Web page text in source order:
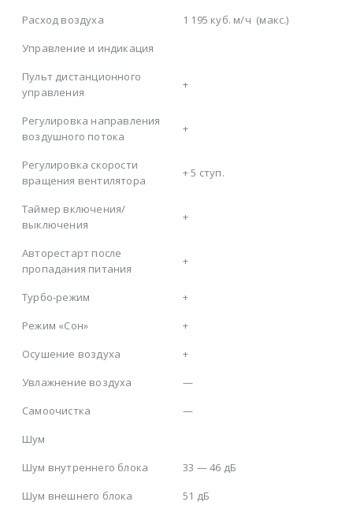
Расход воздуха 1 195 куб. м/ч (макс.)
Управление и индикация
Пульт дистанционного
управления
+
Регулировка направления
воздушного потока
+
Регулировка скорости
вращения вентилятора
+5 ступ.
Таймер включения/
выключения
+
Авторестарт после
пропадания питания
+
Турбо-режим
+
Режим «Сон»
+
Осушение воздуха
+
Увлажнение воздуха
—
Самоочистка
—
Шум
Шум внутреннего блока
33 — 46 дБ
Шум внешнего блока
51 дБ